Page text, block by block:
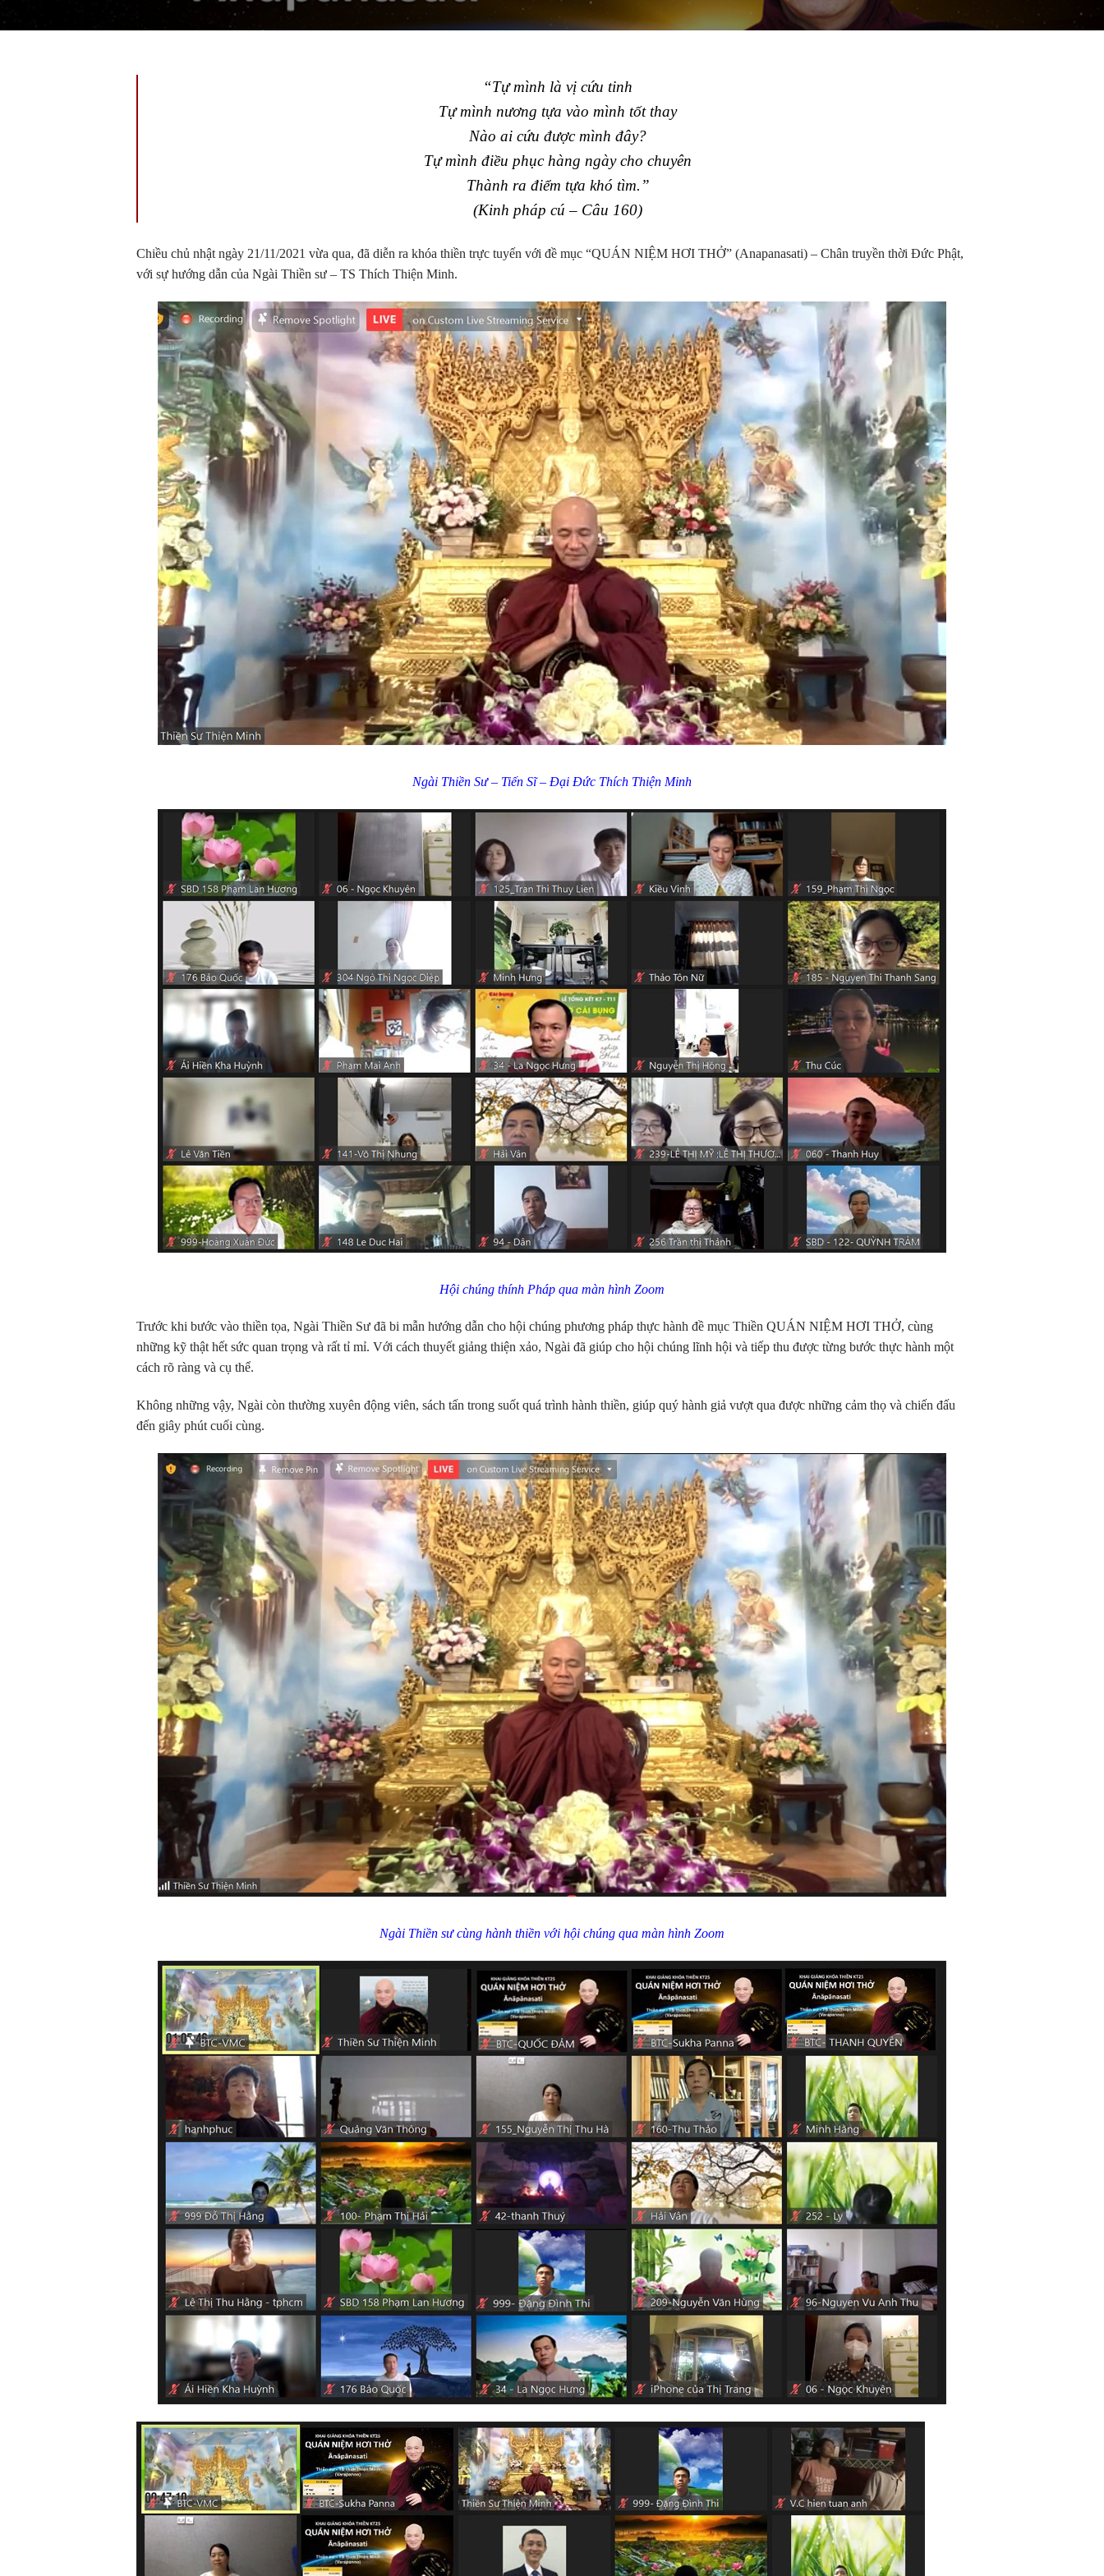
“Tự mình là vị cứu tinh
Tự mình nương tựa vào mình tốt thay
Nào ai cứu được mình đây?
Tự mình điều phục hàng ngày cho chuyên
Thành ra điểm tựa khó tìm.”
(Kinh pháp cú – Câu 160)
Chiều chủ nhật ngày 21/11/2021 vừa qua, đã diễn ra khóa thiền trực tuyến với đề mục “QUÁN NIỆM HƠI THỞ” (Anapanasati) – Chân truyền thời Đức Phật,
với sự hướng dẫn của Ngài Thiền sư – TS Thích Thiện Minh.
Ngài Thiền Sư – Tiến Sĩ – Đại Đức Thích Thiện Minh
Hội chúng thính Pháp qua màn hình Zoom
Trước khi bước vào thiền tọa, Ngài Thiền Sư đã bi mẫn hướng dẫn cho hội chúng phương pháp thực hành đề mục Thiền QUÁN NIỆM HƠI THỞ, cùng
những kỹ thật hết sức quan trọng và rất tỉ mỉ. Với cách thuyết giảng thiện xảo, Ngài đã giúp cho hội chúng lĩnh hội và tiếp thu được từng bước thực hành một
cách rõ ràng và cụ thể.
Không những vậy, Ngài còn thường xuyên động viên, sách tấn trong suốt quá trình hành thiền, giúp quý hành giả vượt qua được những cảm thọ và chiến đấu
đến giây phút cuối cùng.
Ngài Thiền sư cùng hành thiền với hội chúng qua màn hình Zoom